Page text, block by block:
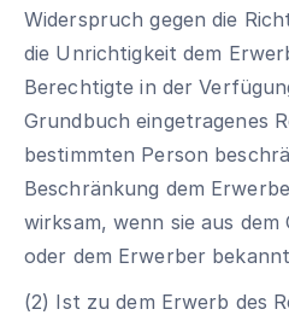
Widerspruch gegen die
die Unrichtigkeit dem
Berechtigte in der
Grundbuch eingetragenes
bestimmten Person
Beschränkung dem
wirksam, wenn sie aus
oder dem Erwerber
(2) Ist zu dem Erwerb des